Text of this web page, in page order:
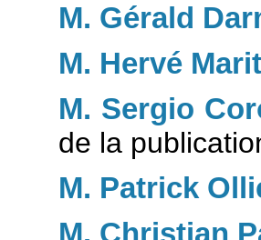
M. Gérald
M. Hervé
M. Sergio
de la
M. Patrick
M. Christian